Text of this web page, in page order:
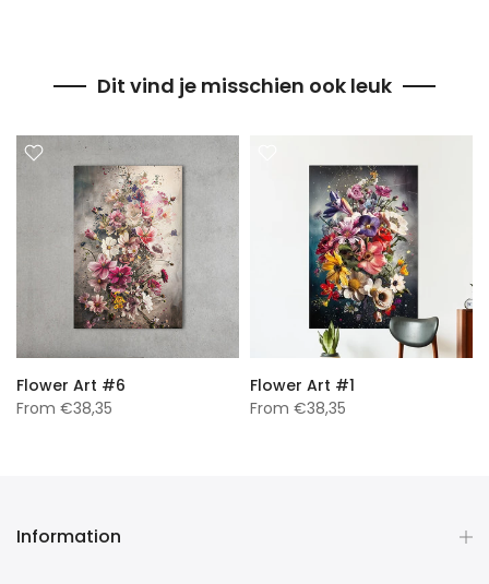
Dit vind je misschien ook leuk
Flower Art #6
From €38,35
Flower Art #1
From €38,35
Information